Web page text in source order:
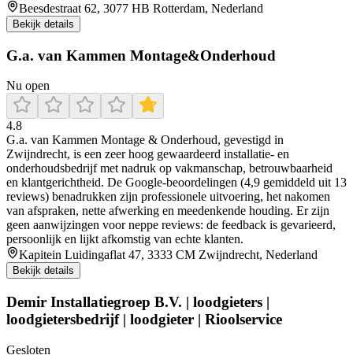
Beesdestraat 62, 3077 HB Rotterdam, Nederland
Bekijk details
G.a. van Kammen Montage&Onderhoud
Nu open
4.8
G.a. van Kammen Montage & Onderhoud, gevestigd in
Zwijndrecht, is een zeer hoog gewaardeerd installatie- en
onderhoudsbedrijf met nadruk op vakmanschap, betrouwbaarheid
en klantgerichtheid. De Google-beoordelingen (4,9 gemiddeld uit 13
reviews) benadrukken zijn professionele uitvoering, het nakomen
van afspraken, nette afwerking en meedenkende houding. Er zijn
geen aanwijzingen voor neppe reviews: de feedback is gevarieerd,
persoonlijk en lijkt afkomstig van echte klanten.
Kapitein Luidingaflat 47, 3333 CM Zwijndrecht, Nederland
Bekijk details
Demir Installatiegroep B.V. | loodgieters |
loodgietersbedrijf | loodgieter | Rioolservice
Gesloten